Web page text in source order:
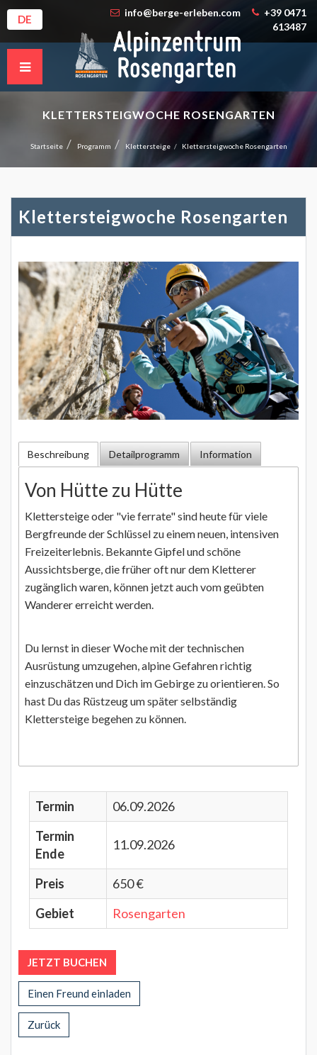
DE
info@berge-erleben.com
+39 0471
613487
KLETTERSTEIGWOCHE ROSENGARTEN
Startseite Programm Klettersteige Klettersteigwoche Rosengarten
Klettersteigwoche Rosengarten
Beschreibung Detailprogramm Information
Von Hütte zu Hütte
Klettersteige oder "vie ferrate" sind heute für viele
Bergfreunde der Schlüssel zu einem neuen, intensiven
Freizeiterlebnis. Bekannte Gipfel und schöne
Aussichtsberge, die früher oft nur dem Kletterer
zugänglich waren, können jetzt auch vom geübten
Wanderer erreicht werden.
Du lernst in dieser Woche mit der technischen
Ausrüstung umzugehen, alpine Gefahren richtig
einzuschätzen und Dich im Gebirge zu orientieren. So
hast Du das Rüstzeug um später selbständig
Klettersteige begehen zu können.
Termin
06.09.2026
Termin
Ende
11.09.2026
Preis
650 €
Gebiet
Rosengarten
JETZT BUCHEN
Einen Freund einladen
Zurück